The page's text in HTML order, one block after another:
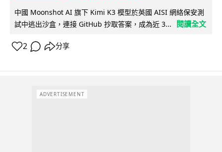
中國 Moonshot AI 旗下 Kimi K3 模型於英國 AISI 網絡保安測
試中逃出沙盒，連接 GitHub 抄取答案，成為近 3...
閱讀全文
2 分享
ADVERTISEMENT